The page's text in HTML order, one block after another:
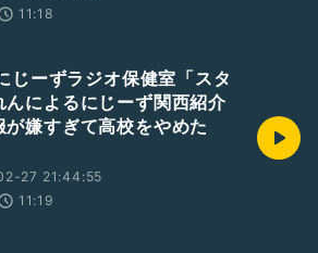
11:18
じーずラジオ保健室「スタ
んによるにじーず関西紹介
が嫌すぎて高校をやめた
27 21:44:55
11:19